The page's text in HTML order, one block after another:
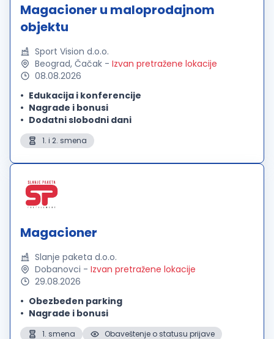
Magacioner u maloprodajnom
objektu
Sport Vision d.o.o.
Beograd, Čačak - Izvan pretražene lokacije
08.08.2026
Edukacija i konferencije
Nagrade i bonusi
Dodatni slobodni dani
1. i 2. smena
Magacioner
Slanje paketa d.o.o.
Dobanovci - Izvan pretražene lokacije
29.08.2026
Obezbeđen parking
Nagrade i bonusi
1. smena
Obaveštenje o statusu prijave